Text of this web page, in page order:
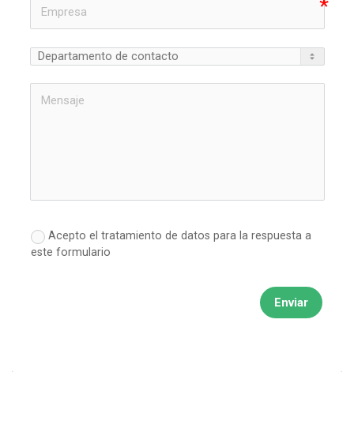
Acepto el tratamiento de datos para la respuesta a
este formulario
Enviar